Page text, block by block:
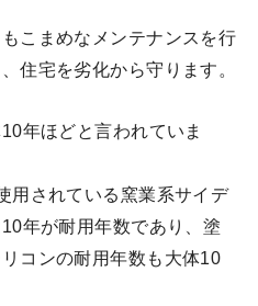
こまめなメンテナンスを行
住宅を劣化から守ります。
年ほどと言われていま
用されている窯業系サイデ
年が耐用年数であり、塗
コンの耐用年数も大体10